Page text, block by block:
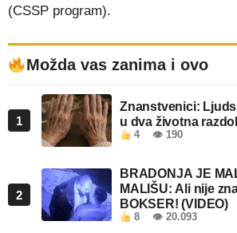
(CSSP program).
Možda vas zanima i ovo
1
Znanstvenici:
u dva životna
4 👁 190
2
BRADONJA JE
MALIŠU: Ali nije
BOKSER! (VIDEO)
8 👁 20.093